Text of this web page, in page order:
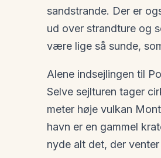
sandstrande. Der er
ud over strandture og
være lige så sunde,
Alene indsejlingen til
Selve sejlturen tager
meter høje vulkan
havn er en gammel
nyde alt det, der venter